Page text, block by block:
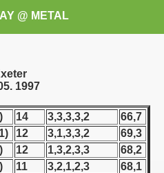
@ METAL
1997
14 3,3,3,3,2
66,7
12 3,1,3,3,2
69,3
12 1,3,2,3,3
68,2
11 3,2,1,2,3
68,1